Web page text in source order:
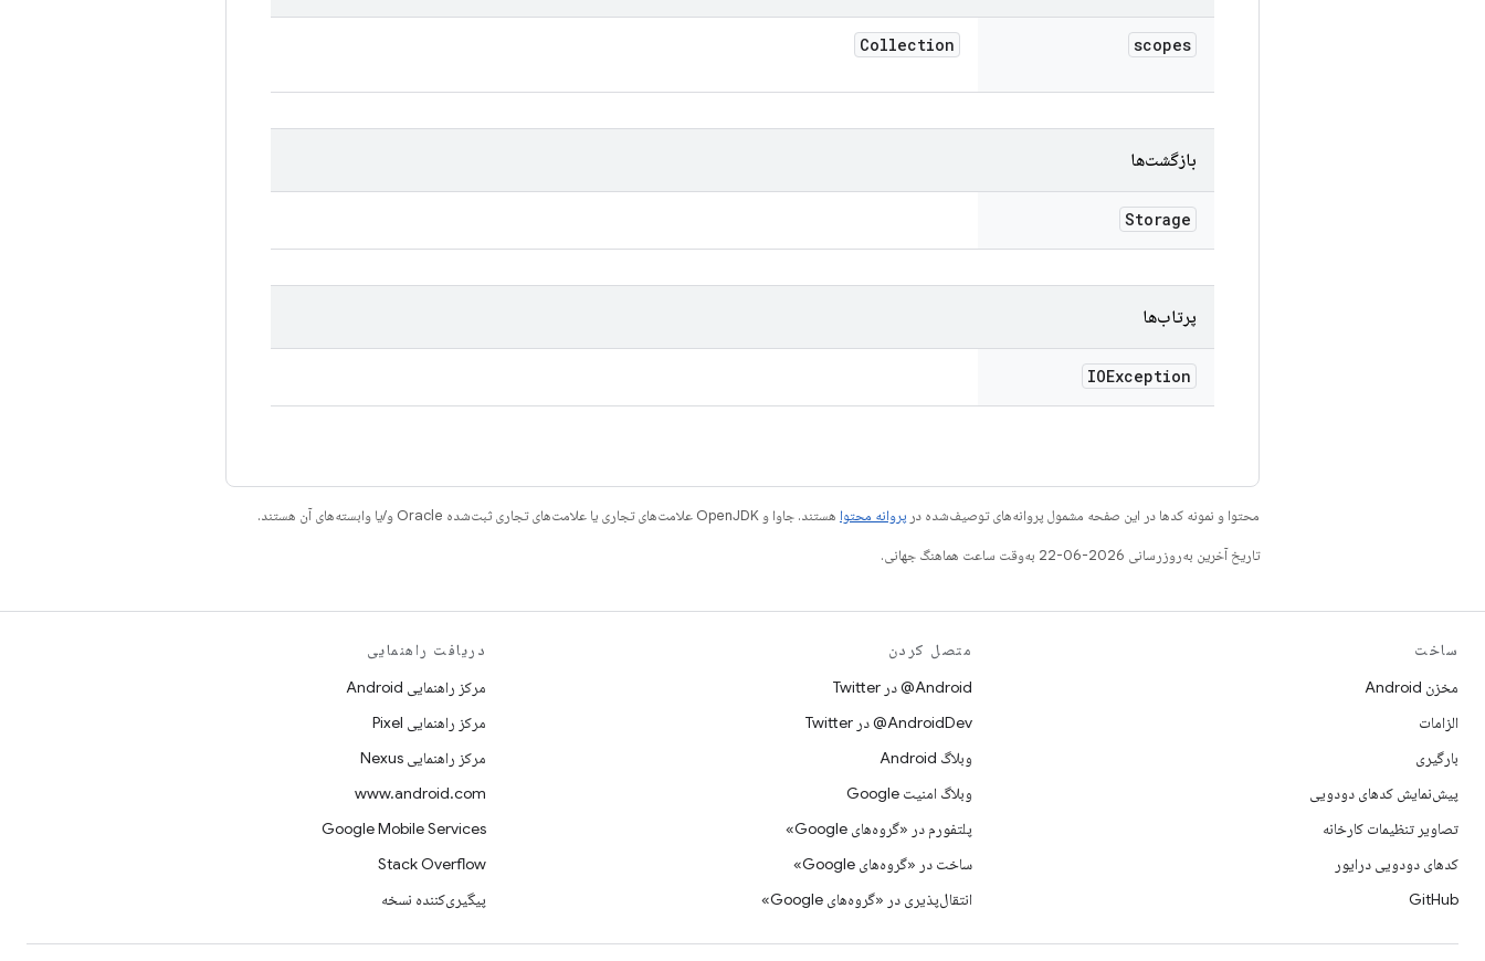
scopes
Collection
بازگشت‌ها
Storage
پرتاب‌ها
IOException
محتوا و نمونه کدها در این صفحه مشمول پروانه‌های توصیف‌شده در پروانه محتوا هستند. جاوا و OpenJDK علامت‌های تجاری یا علامت‌های تجاری ثبت‌شده Oracle و/یا وابسته‌های آن هستند.
تاریخ آخرین به‌روزرسانی 2026-06-22 به‌وقت ساعت هماهنگ جهانی.
ساخت
مخزن Android
الزامات
بارگیری
پیش‌نمایش کدهای دودویی
تصاویر تنظیمات کارخانه
کدهای دودویی درایور
GitHub
متصل کردن
Android@ در Twitter
AndroidDev@ در Twitter
وبلاگ Android
وبلاگ امنیت Google
پلتفورم در «گروه‌های Google»
ساخت در «گروه‌های Google»
انتقال‌پذیری در «گروه‌های Google»
دریافت راهنمایی
مرکز راهنمایی Android
مرکز راهنمایی Pixel
مرکز راهنمایی Nexus
www.android.com
Google Mobile Services
Stack Overflow
پیگیری‌کننده نسخه